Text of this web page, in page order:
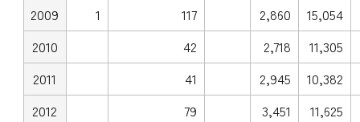
2009
1 117 2,860
15,054
2010
42 2,718
11,305
2011
41 2,945
10,382
2012
79 3,451
11,625